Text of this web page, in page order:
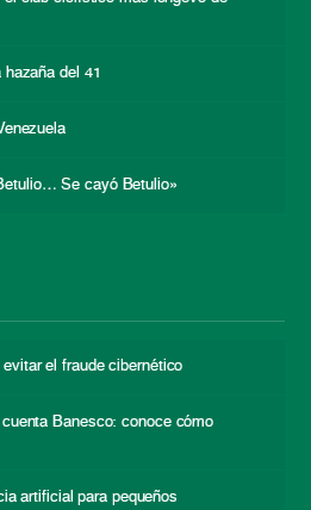
del 41
Se cayó Betulio»
el fraude cibernético
Banesco: conoce cómo
artificial para pequeños